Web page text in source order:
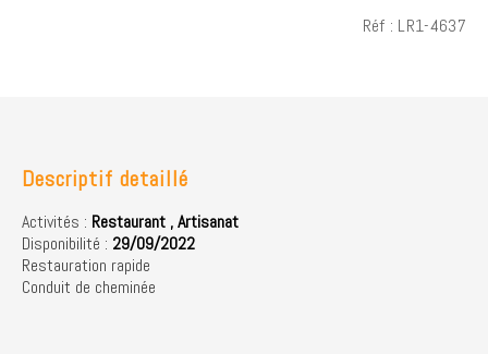
Réf : LR1-4637
Descriptif detaillé
Activités : Restaurant ,Artisanat
Disponibilité : 29/09/2022
Restauration rapide
Conduit de cheminée